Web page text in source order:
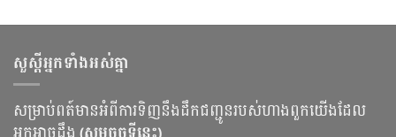
សួស្ដីអ្នកទាំងអស់គ្នា
សម្រាប់ពត៍មានអំពីការទិញនឹងដឹកជញ្ជូនរបស់ហាងពួកយើងដែល